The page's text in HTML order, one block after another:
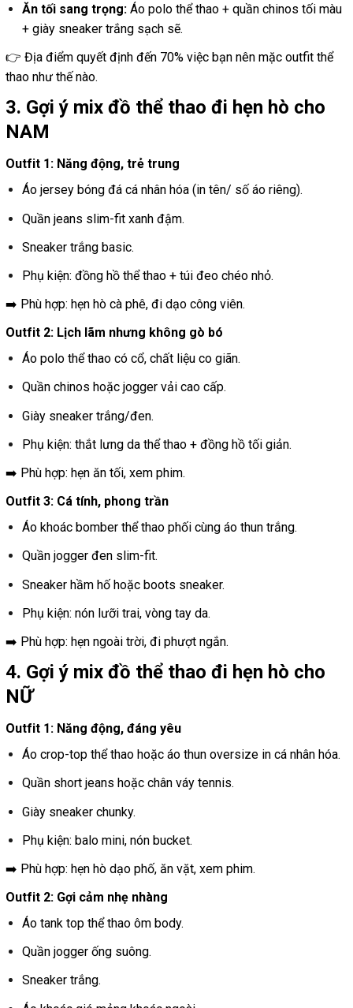
Ăn tối sang trọng:Áo polo thể thao + quần chinos tối màu
+ giày sneaker trắng sạch sẽ.
👉 Địa điểm quyết định đến 70% việc bạn nên mặc outfit thể
thao như thế nào.
3. Gợi ý mix đồ thể thao đi hẹn hò cho
NAM
Outfit 1: Năng động, trẻ trung
Áo jersey bóng đá cá nhân hóa (in tên/ số áo riêng).
Quần jeans slim-fit xanh đậm.
Sneaker trắng basic.
Phụ kiện: đồng hồ thể thao + túi đeo chéo nhỏ.
➡️ Phù hợp: hẹn hò cà phê, đi dạo công viên.
Outfit 2: Lịch lãm nhưng không gò bó
Áo polo thể thao có cổ, chất liệu co giãn.
Quần chinos hoặc jogger vải cao cấp.
Giày sneaker trắng/đen.
Phụ kiện: thắt lưng da thể thao + đồng hồ tối giản.
➡️ Phù hợp: hẹn ăn tối, xem phim.
Outfit 3: Cá tính, phong trần
Áo khoác bomber thể thao phối cùng áo thun trắng.
Quần jogger đen slim-fit.
Sneaker hầm hố hoặc boots sneaker.
Phụ kiện: nón lưỡi trai, vòng tay da.
➡️ Phù hợp: hẹn ngoài trời, đi phượt ngắn.
4. Gợi ý mix đồ thể thao đi hẹn hò cho
NỮ
Outfit 1: Năng động, đáng yêu
Áo crop-top thể thao hoặc áo thun oversize in cá nhân hóa.
Quần short jeans hoặc chân váy tennis.
Giày sneaker chunky.
Phụ kiện: balo mini, nón bucket.
➡️ Phù hợp: hẹn hò dạo phố, ăn vặt, xem phim.
Outfit 2: Gợi cảm nhẹ nhàng
Áo tank top thể thao ôm body.
Quần jogger ống suông.
Sneaker trắng.